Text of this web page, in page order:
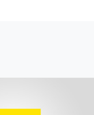
Director Ray White